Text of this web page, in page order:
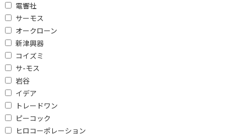
電響社
サーモス
オークローン
新津興器
コイズミ
サ-モス
岩谷
イデア
トレードワン
ピーコック
ヒロコーポレーション
レンジ最高出力で絞り込む
600W未満
ピッタリ設置で絞り込む